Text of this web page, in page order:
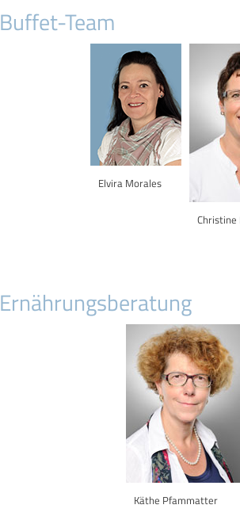
Buffet-Team
Elvira Morales
Christine
Ernährungsberatung
Käthe Pfammatter